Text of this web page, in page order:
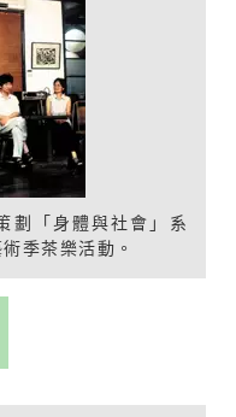
劃「身體與社會」系
季茶樂活動。